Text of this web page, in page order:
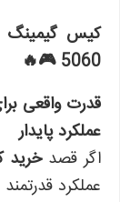
5060 🎮🔥
قدرت واقعی
عملکرد پایدار
اگر قصدخرید
عملکرد